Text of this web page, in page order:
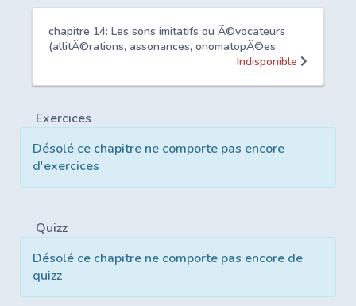
chapitre 14: Les sons imitatifs ou Ã©vocateurs
(allitÃ©rations, assonances, onomatopÃ©es
Indisponible
Exercices
Désolé ce chapitre ne comporte pas encore
d'exercices
Quizz
Désolé ce chapitre ne comporte pas encore de
quizz